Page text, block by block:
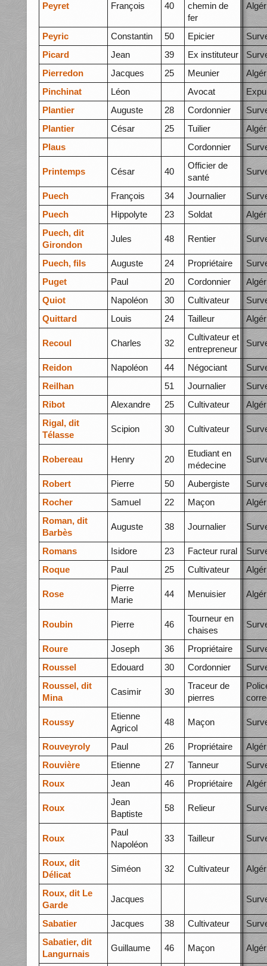
Peyret François 40
chemin de
fer
Peyric Constantin 50 Epicier
Picard
Jean 39 Ex instituteur
Pierredon
Jacques 25 Meunier
Pinchinat
Léon Avocat
Plantier
Auguste 28 Cordonnier
Plantier
César 25 Tuilier
Plaus
Cordonnier
Printemps César 40
Officier de
santé
Puech François 34 Journalier
Puech
Hippolyte 23 Soldat
Puech, dit
Girondon
Jules 48 Rentier
Puech, fils Auguste 24 Propriétaire
Puget
Paul 20 Cordonnier
Quiot
Napoléon 30 Cultivateur
Quittard
Louis 24 Tailleur
Recoul Charles 32
Cultivateur et
entrepreneur
Reidon Napoléon 44 Négociant
Reilhan
51 Journalier
Ribot
Alexandre 25 Cultivateur
Rigal, dit
Télasse
Scipion 30 Cultivateur
Robereau Henry 20
Etudiant en
médecine
Robert Pierre 50 Aubergiste
Rocher
Samuel 22 Maçon
Roman, dit
Barbès
Auguste 38 Journalier
Romans Isidore 23 Facteur rural
Roque
Paul 25 Cultivateur
Rose
Pierre
Marie
44 Menuisier
Roubin Pierre 46
Tourneur en
chaises
Roure Joseph 36 Propriétaire
Roussel
Edouard 30 Cordonnier
Roussel, dit
Mina
Casimir 30
Traceur de
pierres
Roussy
Etienne
Agricol
48 Maçon
Rouveyroly Paul 26 Propriétaire
Rouvière
Etienne 27 Tanneur
Roux
Jean 46 Propriétaire
Roux
Jean
Baptiste
58 Relieur
Roux
Paul
Napoléon
33 Tailleur
Roux, dit
Délicat
Siméon 32 Cultivateur
Roux, dit Le
Garde
Jacques
Sabatier Jacques 38 Cultivateur
Sabatier, dit
Langurnais
Guillaume 46 Maçon